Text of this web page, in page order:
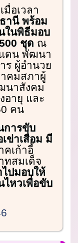
เมื่อเวลา
านี พร้อม
ในพิธีมอบ
ชุด ณ
แดน พัฒนา
ร ผู้อำนวย
คมสภาผู้
นาสังคม
ายุ และ
คน
การขับ
ข่าเสื่อม มี
คเก้าอี้
ทสมเด็จ
ปมอบให้
หวเพื่อขับ